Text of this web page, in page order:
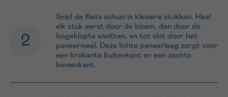
Snijd de filets schuin in kleinere stukken. Haal
elk stuk eerst door de bloem, dan door de
losgeklopte eiwitten, en tot slot door het
paneermeel. Deze lichte paneerlaag zorgt voor
een krokante buitenkant en een zachte
binnenkant.